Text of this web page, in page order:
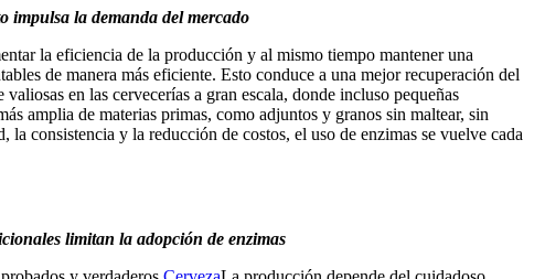
impulsa la demanda del mercado
la eficiencia de la producción y al mismo tiempo mantener una
de manera más eficiente. Esto conduce a una mejor recuperación del
en las cervecerías a gran escala, donde incluso pequeñas
amplia de materias primas, como adjuntos y granos sin maltear, sin
consistencia y la reducción de costos, el uso de enzimas se vuelve cada
limitan la adopción de enzimas